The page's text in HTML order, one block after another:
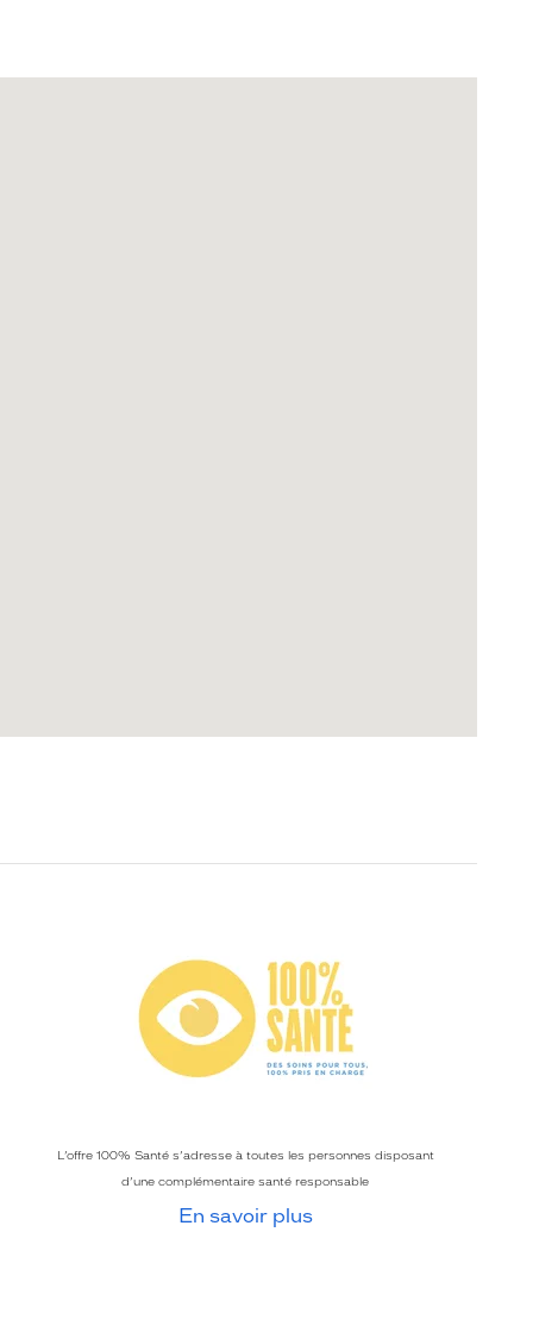
L’offre 100% Santé s’adresse à toutes les personnes disposant
d’une complémentaire santé responsable
En savoir plus